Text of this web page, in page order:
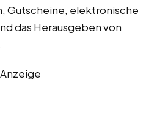
Gutscheine, elektronische
das Herausgeben von
Anzeige